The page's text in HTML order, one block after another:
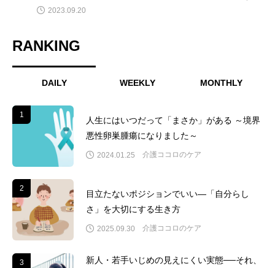
2023.09.20
RANKING
DAILY WEEKLY MONTHLY
1
人生にはいつだって「まさか」がある ～境界
悪性卵巣腫瘍になりました～
2024.01.25 介護ココロのケア
2
目立たないポジションでいい―「自分らし
さ」を大切にする生き方
2025.09.30 介護ココロのケア
3
新人・若手いじめの見えにくい実態──それ、